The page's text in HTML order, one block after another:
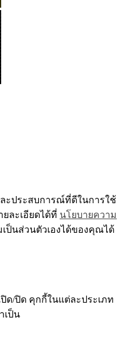
ะประสบการณ์ที่ดีในการใช้
ละเอียดได้ที่ นโยบายความ
ป็นส่วนตัวเองได้ของคุณได้
ด/ปิด คุกกี้ในแต่ละประเภท
เป็น